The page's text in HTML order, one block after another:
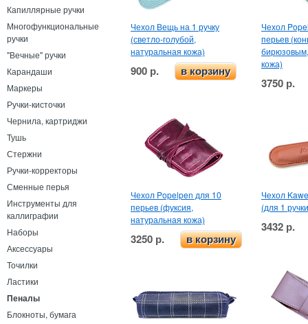
Капиллярные ручки
Многофункциональные
ручки
"Вечные" ручки
Карандаши
Маркеры
Ручки-кисточки
Чернила, картриджи
Тушь
Стержни
Ручки-корректоры
Сменные перья
Инструменты для
каллиграфии
Наборы
Аксессуары
Точилки
Ластики
Пеналы
Блокноты, бумага
Чехол Вещь на 1 ручку
(светло-голубой,
натуральная кожа)
900 р. в корзину
Чехол
перьев
кожа)
3750 р.
Чехол Popelpen для 10
перьев (фуксия,
натуральная кожа)
3250 р. в корзину
Чехол
(для 1
3432 р.